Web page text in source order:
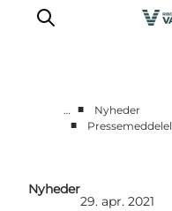
Partnere
… ■
Nyheder
■
Nyheder
29. apr. 2021